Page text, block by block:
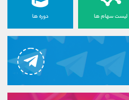
لیست سهام ها دوره ها